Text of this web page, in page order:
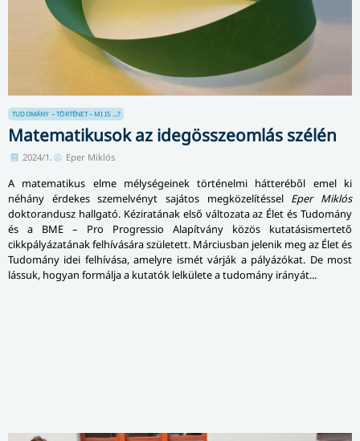
TUDOMÁNY – TÖRTÉNET – MI IS ...?
Matematikusok az idegösszeomlás szélén
2024/1. Eper Miklós
A matematikus elme mélységeinek történelmi hátteréből emel ki
néhány érdekes szemelvényt sajátos megközelítéssel Eper Miklós
doktorandusz hallgató. Kéziratának első változata az Élet és Tudomány
és a BME – Pro Progressio Alapítvány közös kutatásismertető
cikkpályázatának felhívására született. Márciusban jelenik meg az Élet és
Tudomány idei felhívása, amelyre ismét várják a pályázókat. De most
lássuk, hogyan formálja a kutatók lelkülete a tudomány irányát...